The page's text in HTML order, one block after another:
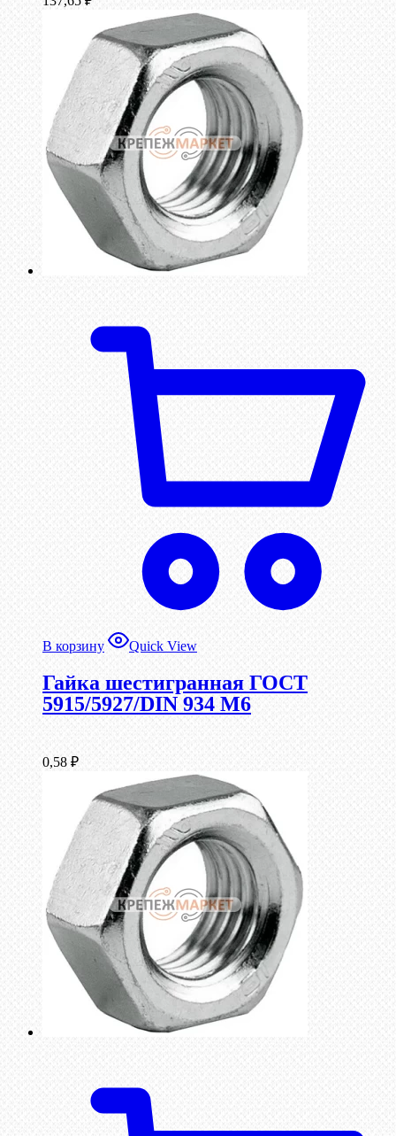
В корзину Quick View
Гайка шестигранная ГОСТ
5915/5927/DIN 934 М6
0,58 ₽